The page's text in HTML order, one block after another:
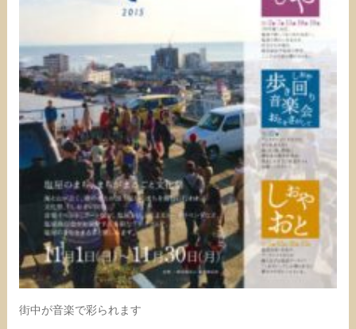
街中が音楽で彩られます